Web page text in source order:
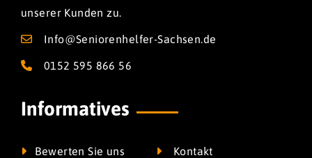
unserer Kunden zu.
Info@Seniorenhelfer-Sachsen.de
0152 595 866 56
Informatives
Bewerten Sie uns Kontakt